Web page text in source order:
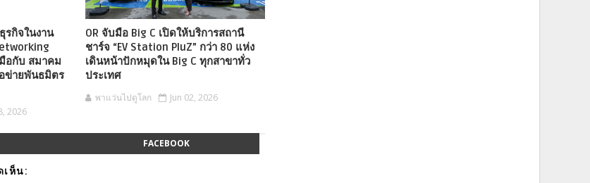
รกิจในงาน
อกับ สมาคม
ข่ายพันธมิตร
2026
OR จับมือ Big C เปิดให้บริการสถานี
ชาร์จ “EV Station PluZ” กว่า 80 แห่ง
เดินหน้าปักหมุดใน Big C ทุกสาขาทั่ว
ประเทศ
พาแว่นไปดูโลก Jun 02, 2026
FACEBOOK
เห็น: